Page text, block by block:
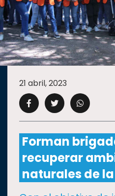
SECCIONES
ACADEMIA
CAMPUS UANL
CULTURA
DEPORTES
21 abril, 2023
Forman
recuperar
naturales de